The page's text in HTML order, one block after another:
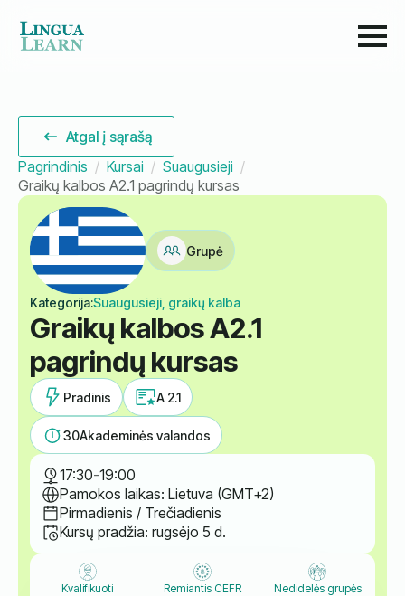
Atgal į sąrašą
Pagrindinis
Kursai
Suaugusieji
Graikų kalbos A2.1 pagrindų kursas
Grupė
Kategorija:Suaugusieji, graikų kalba
Graikų kalbos A2.1
pagrindų kursas
Pradinis A 2.1
30Akademinės valandos
17:30-19:00
Pamokos laikas: Lietuva (GMT+2)
Pirmadienis / Trečiadienis
Kursų pradžia: rugsėjo 5 d.
Kvalifikuoti
Remiantis CEFR
Nedidelės grupės